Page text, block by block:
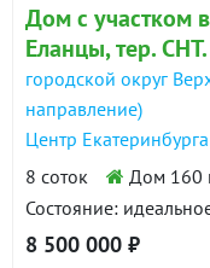
Дом с участком
Еланцы, тер.
городской округ
направление)
Центр
8 соток
Дом 160
Состояние:
8 500 000 ₽